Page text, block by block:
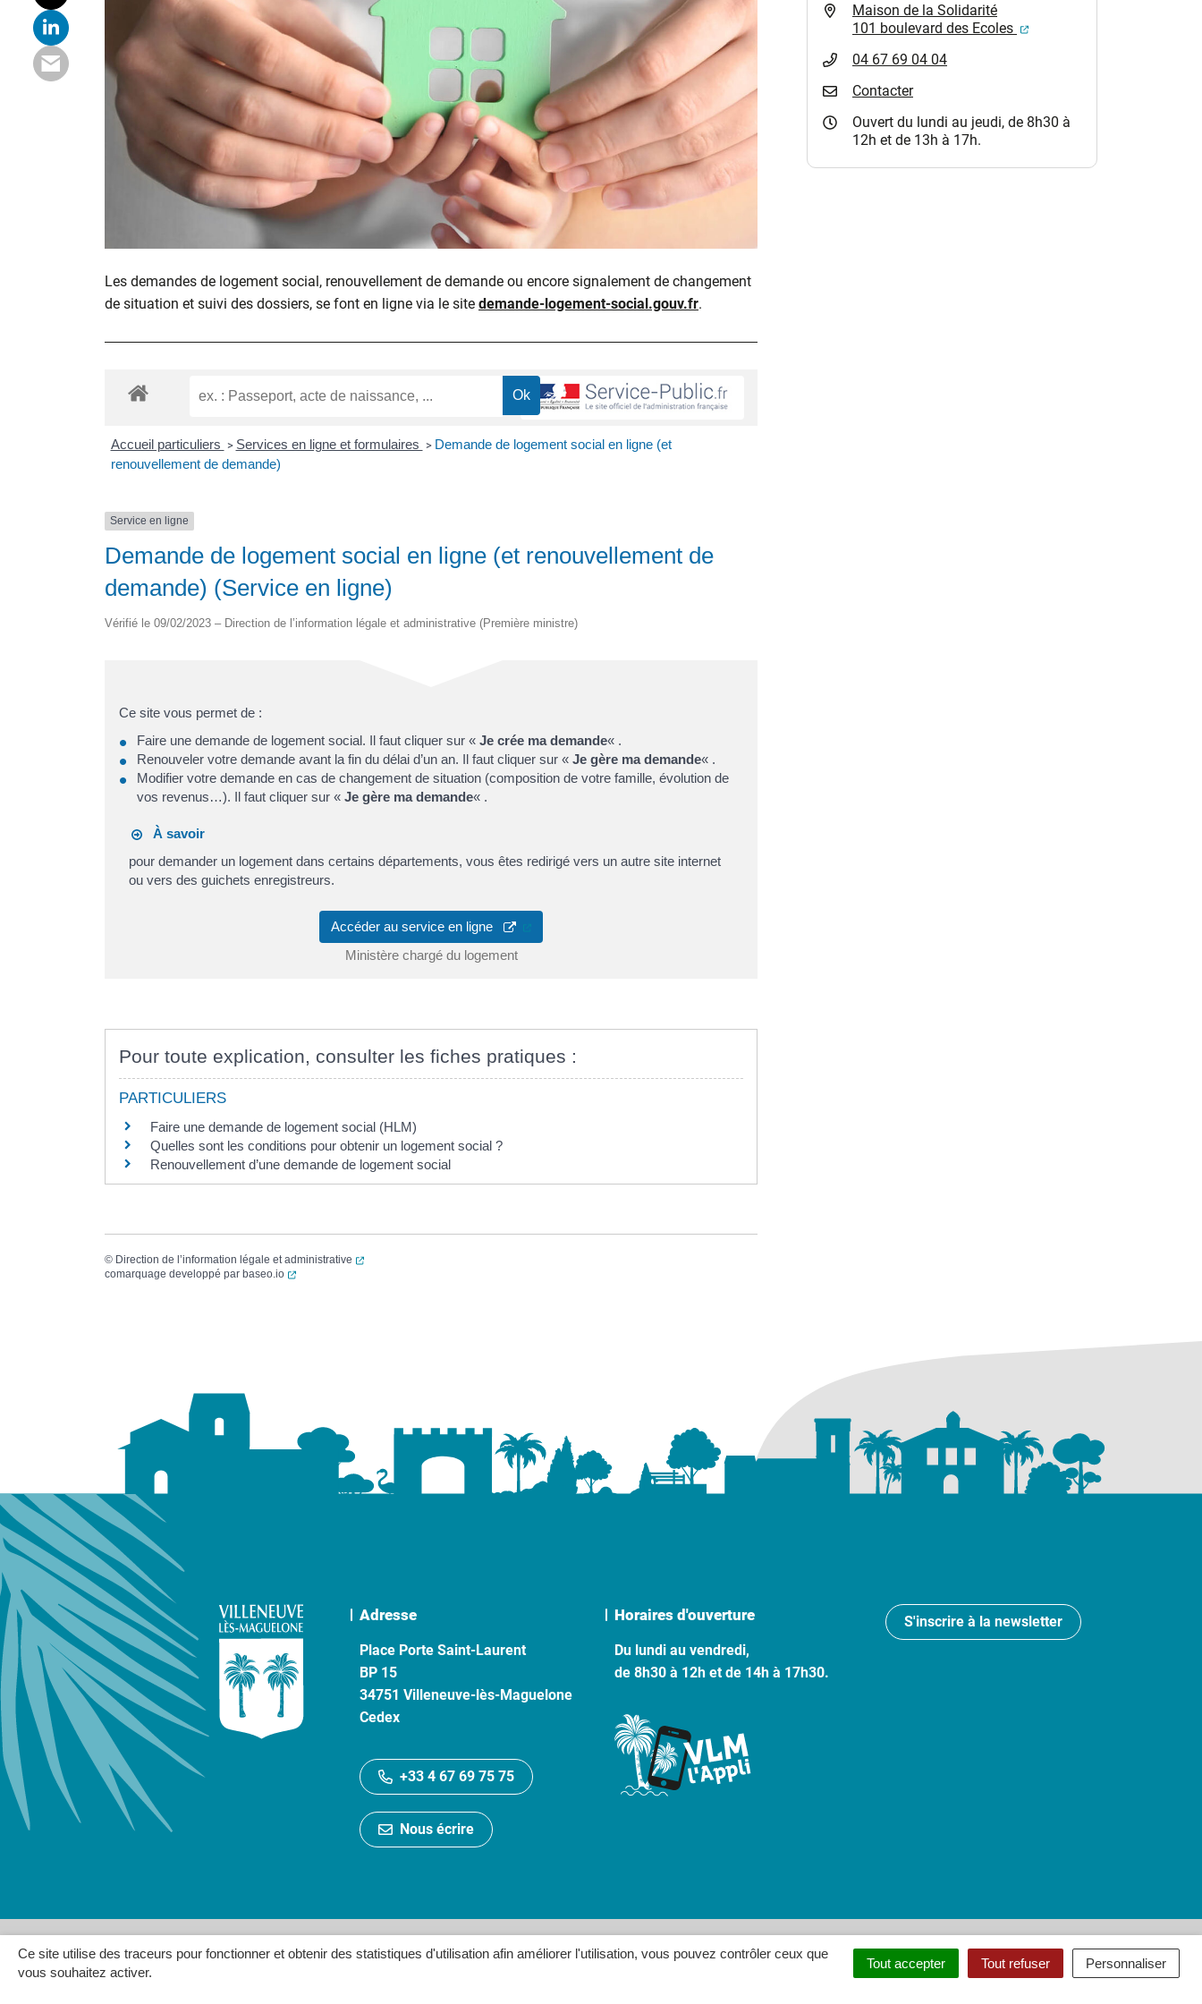
Ce site utilise des traceurs pour fonctionner et obtenir des statistiques d'utilisation afin améliorer l'utilisation, vous pouvez contrôler ceux que
vous souhaitez activer.
Tout accepter Tout refuser Personnaliser
Les demandes de logement social, renouvellement de demande ou encore signalement de changement
de situation et suivi des dossiers, se font en ligne via le site demande-logement-social.gouv.fr.
Accueil particuliers > Services en ligne et formulaires > Demande de logement social en ligne (et
renouvellement de demande)
Service en ligne
Demande de logement social en ligne (et renouvellement de
demande) (Service en ligne)
Vérifié le 09/02/2023 – Direction de l’information légale et administrative (Première ministre)
Ce site vous permet de :
Faire une demande de logement social. Il faut cliquer sur « Je crée ma demande« .
Renouveler votre demande avant la fin du délai d’un an. Il faut cliquer sur « Je gère ma demande« .
Modifier votre demande en cas de changement de situation (composition de votre famille, évolution de
vos revenus…). Il faut cliquer sur « Je gère ma demande« .
À savoir
pour demander un logement dans certains départements, vous êtes redirigé vers un autre site internet
ou vers des guichets enregistreurs.
Accéder au service en ligne
(ouverture dans un nouvel onglet)
Ministère chargé du logement
Pour toute explication, consulter les fiches pratiques :
PARTICULIERS
Faire une demande de logement social (HLM)
Quelles sont les conditions pour obtenir un logement social ?
Renouvellement d’une demande de logement social
© Direction de l’information légale et administrative
(ouverture dans un nouvel onglet)
comarquage developpé par baseo.io (ouverture dans un nouvel onglet)
Maison de la Solidarité
101 boulevard des Ecoles
(ouverture dans un nouvel
04 67 69 04 04
Contacter
Ouvert du lundi au jeudi, de 8h30 à
12h et de 13h à 17h.
Adresse
Place Porte Saint-Laurent
BP 15
34751 Villeneuve-lès-Maguelone
Cedex
+33 4 67 69 75 75
Nous écrire
Horaires d'ouverture
Du lundi au vendredi,
de 8h30 à 12h et de 14h à 17h30.
S'inscrire à la newsletter